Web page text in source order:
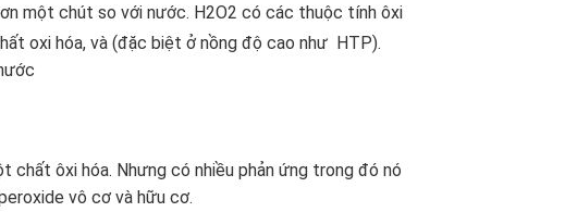
một chút so với nước. H2O2 có các thuộc tính ôxi
oxi hóa, và (đặc biệt ở nồng độ cao như HTP).
chất ôxi hóa. Nhưng có nhiều phản ứng trong đó nó
vô cơ và hữu cơ.